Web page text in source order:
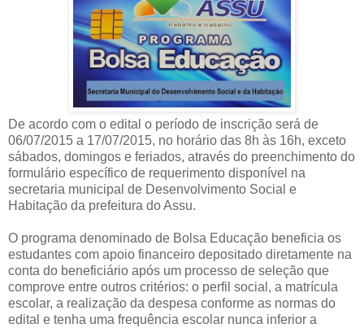
De acordo com o edital o período de inscrição será de
06/07/2015 a 17/07/2015, no horário das 8h às 16h, exceto
sábados, domingos e feriados, através do preenchimento do
formulário específico de requerimento disponível na
secretaria municipal de Desenvolvimento Social e
Habitação da prefeitura do Assu.
O programa denominado de Bolsa Educação beneficia os
estudantes com apoio financeiro depositado diretamente na
conta do beneficiário após um processo de seleção que
comprove entre outros critérios: o perfil social, a matrícula
escolar, a realização da despesa conforme as normas do
edital e tenha uma frequência escolar nunca inferior a